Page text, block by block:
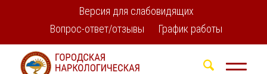
Версия для слабовидящих
Вопрос-ответ/отзывы
График работы